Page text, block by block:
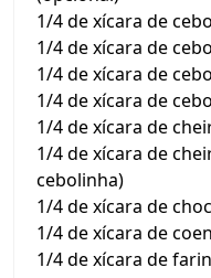
1/4 de xícara de
1/4 de xícara de
1/4 de xícara de
1/4 de xícara de
1/4 de xícara de
1/4 de xícara de
cebolinha)
1/4 de xícara de
1/4 de xícara de
1/4 de xícara de